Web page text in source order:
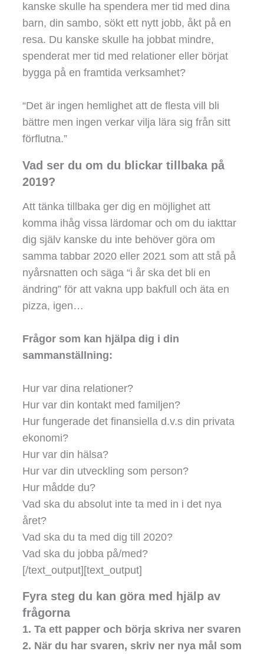
kanske skulle ha spendera mer tid med dina
barn, din sambo, sökt ett nytt jobb, åkt på en
resa. Du kanske skulle ha jobbat mindre,
spenderat mer tid med relationer eller börjat
bygga på en framtida verksamhet?
“Det är ingen hemlighet att de flesta vill bli
bättre men ingen verkar vilja lära sig från sitt
förflutna.”
Vad ser du om du blickar tillbaka på
2019?
Att tänka tillbaka ger dig en möjlighet att
komma ihåg vissa lärdomar och om du iakttar
dig själv kanske du inte behöver göra om
samma tabbar 2020 eller 2021 som att stå på
nyårsnatten och säga “i år ska det bli en
ändring” för att vakna upp bakfull och äta en
pizza, igen…
Frågor som kan hjälpa dig i din
sammanställning:
Hur var dina relationer?
Hur var din kontakt med familjen?
Hur fungerade det finansiella d.v.s din privata
ekonomi?
Hur var din hälsa?
Hur var din utveckling som person?
Hur mådde du?
Vad ska du absolut inte ta med in i det nya
året?
Vad ska du ta med dig till 2020?
Vad ska du jobba på/med?
[/text_output][text_output]
Fyra steg du kan göra med hjälp av
frågorna
1. Ta ett papper och börja skriva ner svaren
2. När du har svaren, skriv ner nya mål som